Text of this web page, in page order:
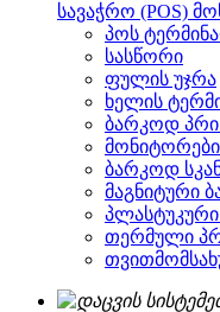
სავაჭრო (POS)
პოს
სასწორი
ფულის უჯრა
ხელის
ბარკოდ
მონიტორები
ბარკოდ
მაგნიტური
თერმული